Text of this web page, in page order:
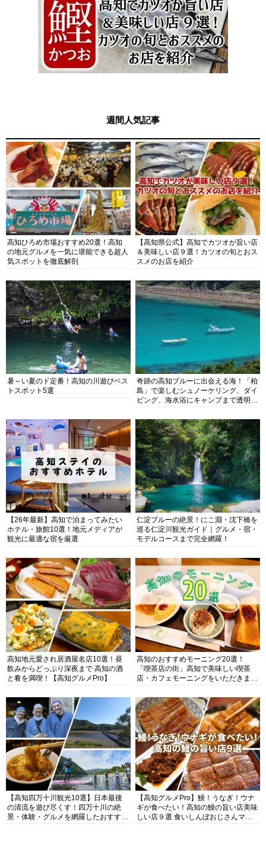
週間人気記事
高知ひろめ市場おすすめ20選！高知
の地元グルメを一気に堪能できる超人
気スポットを徹底解剖
【高知県公式】高知でカツオが旨い店
＆美味しい店９選！カツオの旬とおス
スメのお店を紹介
暑～い夏のド定番！高知の川遊びベス
トスポット5選
奇跡の高知ブルーに出会える海！「柏
島」で楽しむシュノーケリング、ダイ
ビング、海水浴にキャンプまで透明度
【26年最新】高知で泊まってみたい
ホテル・旅館10選！地元メディアが
観光に最適な宿を厳選
仁淀ブルーの絶景！にこ淵・沈下橋を
巡る仁淀川観光ガイド｜グルメ・宿・
モデルコースまで完全網羅！
高知地元愛され居酒屋名店10選！昼
飲みからどっぷり深夜まで 高知の酒
と肴を満喫！【高知グルメPro】
高知のおすすめモーニング20選！
「喫茶店の街」高知で美味しい喫茶
店・カフェモーニングをいただきま
【高知四万十川観光10選】日本最後
の清流を遊び尽くす！四万十川の絶
景・体験・グルメを網羅したおすすめ
【高知グルメPro】鰻！うなぎ！ウナ
ギが食べたい！高知の鰻の旨い店美味
しい店９選 食いしんぼおじさんマッ